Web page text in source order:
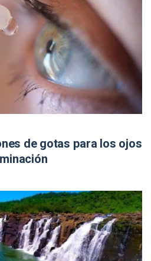
de gotas para los ojos